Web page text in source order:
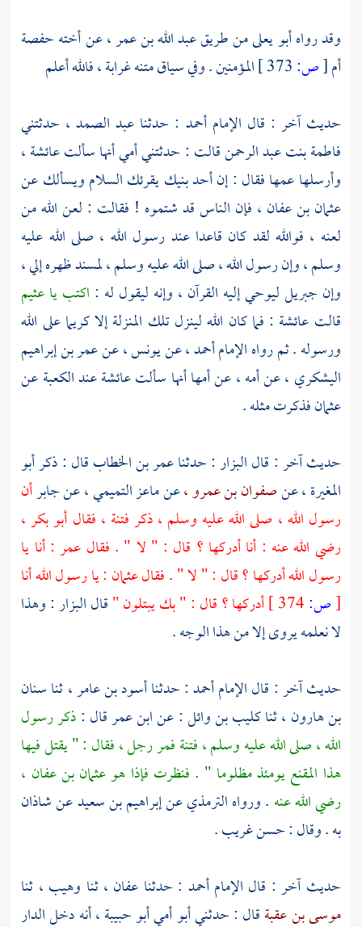
وقد رواهأبو يعلىمن طريقعبد الله بن عمر ،عن أختهحفصة
أم[ص:
المؤمنين . وفي سياق متنه غرابة ، فالله أعلم
حديث آخر : قال الإمامأحمد : حدثنا عبد الصمد ، حدثتني
فاطمة بنت عبد الرحمنقالت : حدثتني أمي أنها سألتعائشة ،
وأرسلها عمها فقال : إن أحد بنيك يقرئك السلام ويسألك عن
عثمان بن عفان ، فإن الناس قد شتموه ! فقالت : لعن الله من
لعنه ، فوالله لقد كان قاعدا عند رسول الله ، صلى الله عليه
وسلم ، وإن رسول الله ، صلى الله عليه وسلم ، لمسند ظهره إلي ،
وإن جبريلليوحي إليه القرآن ، وإنه ليقول له : اكتب يا عثيم
قالت عائشة : فما كان الله لينزل تلك المنزلة إلا كريما على الله
ورسوله . ثم رواه الإمامأحمد ،عنيونس ،عنعمر بن إبراهيم
اليشكري ،عن أمه ، عن أمها أنها سألتعائشةعندالكعبةعن
عثمانفذكرت مثله .
حديث آخر : قالالبزار: حدثناعمر بن الخطابقال : ذكرأبو
المغيرة ،عنصفوان بن عمرو ،عنماعز التميمي ،عنجابرأن
رسول الله ، صلى الله عليه وسلم ، ذكر فتنة ، فقال أبو بكر ،
رضي الله عنه : أنا أدركها ؟ قال : " لا " . فقال عمر : أنا يا
رسول الله أدركها ؟ قال : " لا " . فقالعثمان : يا رسول الله أنا
[ص: أدركها ؟ قال : " بك يبتلون "قالالبزار: وهذا
لا نعلمه يروى إلا من هذا الوجه .
حديث آخر : قال الإمامأحمد: حدثناأسود بن عامر ،ثناسنان
بن هارون ،ثناكليب بن وائل: عنابن عمرقال :ذكر رسول
الله ، صلى الله عليه وسلم ، فتنة فمر رجل ، فقال : " يقتل فيها
هذا المقنع يومئذ مظلوما " . فنظرت فإذا هوعثمان بن عفان ،
رضي الله عنه . ورواهالترمذيعنإبراهيم بن سعيدعنشاذان
به . وقال : حسن غريب .
حديث آخر : قال الإمامأحمد : حدثنا عفان ،ثنا وهيب ، ثنا
موسى بن عقبةقال : حدثنيأبو أمي أبو حبيبة ،أنه دخل الدار